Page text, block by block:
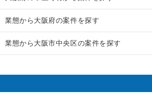
大阪市北区の飲食店の居抜き売却物件の案
大阪市中央区の飲食店の居抜き売却物件の
堺市北区の飲食店の居抜き売却物件の案件
業態から大阪府の案件を探す
大阪府のラーメンの居抜き売却物件の案件
大阪府のイタリア料理の居抜き売却物件の
業態から大阪市中央区の案件を探す
大阪市中央区のフランス料理の居抜き売